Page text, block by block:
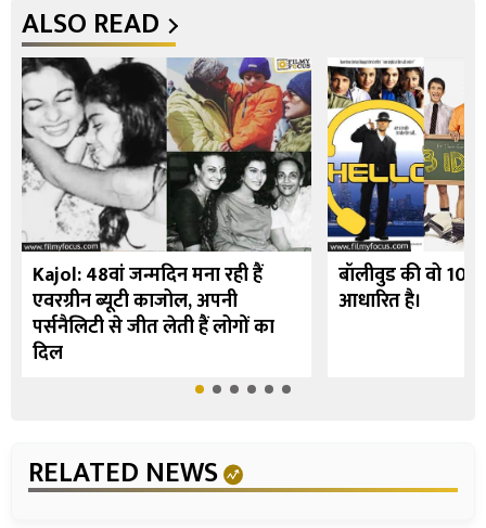
ALSO READ
Kajol: 48वां जन्मदिन मना रही हैं
एवरग्रीन ब्यूटी काजोल, अपनी
पर्सनैलिटी से जीत लेती हैं लोगों का
दिल
बॉलीवुड की वो 10
आधारित है।
RELATED NEWS